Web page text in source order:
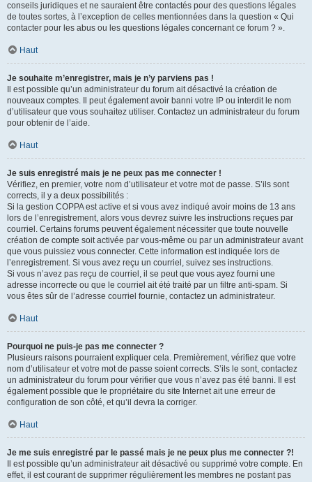
conseils juridiques et ne sauraient être contactés pour des questions légales
de toutes sortes, à l’exception de celles mentionnées dans la question « Qui
contacter pour les abus ou les questions légales concernant ce forum ? ».
Haut
Je souhaite m’enregistrer, mais je n’y parviens pas !
Il est possible qu’un administrateur du forum ait désactivé la création de
nouveaux comptes. Il peut également avoir banni votre IP ou interdit le nom
d’utilisateur que vous souhaitez utiliser. Contactez un administrateur du forum
pour obtenir de l’aide.
Haut
Je suis enregistré mais je ne peux pas me connecter !
Vérifiez, en premier, votre nom d’utilisateur et votre mot de passe. S’ils sont
corrects, il y a deux possibilités :
Si la gestion COPPA est active et si vous avez indiqué avoir moins de 13 ans
lors de l’enregistrement, alors vous devrez suivre les instructions reçues par
courriel. Certains forums peuvent également nécessiter que toute nouvelle
création de compte soit activée par vous-même ou par un administrateur avant
que vous puissiez vous connecter. Cette information est indiquée lors de
l’enregistrement. Si vous avez reçu un courriel, suivez ses instructions.
Si vous n’avez pas reçu de courriel, il se peut que vous ayez fourni une
adresse incorrecte ou que le courriel ait été traité par un filtre anti-spam. Si
vous êtes sûr de l’adresse courriel fournie, contactez un administrateur.
Haut
Pourquoi ne puis-je pas me connecter ?
Plusieurs raisons pourraient expliquer cela. Premièrement, vérifiez que votre
nom d’utilisateur et votre mot de passe soient corrects. S’ils le sont, contactez
un administrateur du forum pour vérifier que vous n’avez pas été banni. Il est
également possible que le propriétaire du site Internet ait une erreur de
configuration de son côté, et qu’il devra la corriger.
Haut
Je me suis enregistré par le passé mais je ne peux plus me connecter ?!
Il est possible qu’un administrateur ait désactivé ou supprimé votre compte. En
effet, il est courant de supprimer régulièrement les membres ne postant pas